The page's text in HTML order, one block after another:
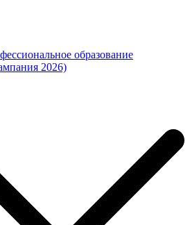
образование
2026)